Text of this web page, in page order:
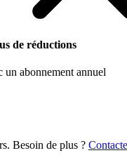
de réductions
un abonnement annuel
Besoin de plus ?